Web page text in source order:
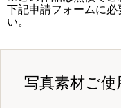
下記申請フォームに
い。
写真素材ご